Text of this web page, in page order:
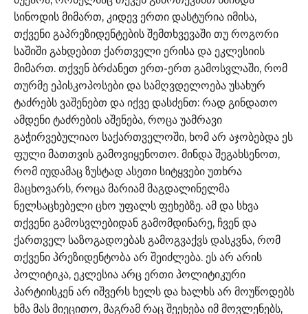
სინოდის მიმართ, კიდევ ერთი დასტურია იმისა,
თქვენი გაპრეზიდენტების შემთხვევაში თუ როგორი
საშიში გახდებით ქართველი ერისა და ეკლესიის
მიმართ. თქვენ ბრძანეთ ერთ-ერთ გამოსვლაში, რომ
თურმე ეპისკოპოსები და სამღვდელოება უსახურ
ტაძრებს ვაშენებთ და იქვე დასძენთ: რად გინდათო
ამდენი ტაძრების აშენება, როცა უამრავი
გაჭირვებულიაო საქართველოში, ხომ არ აჯობებდა ეს
ფული მათთვის გამოვიყენოთო. მინდა შეგახსენოთ,
რომ იუდამაც ზუსტად ასეთი სიტყვები უთხრა
მაცხოვარს, როცა მარიამ მაგდალინელმა
ნელსაცხებელი ცხო უფალს ფეხებზე. ამ და სხვა
თქვენი გამოსვლებიდან გამომდინარე, ჩვენ და
ქართველ საზოგადოებას გამოგვაქვს დასკვნა, რომ
თქვენი პრეზიდენტობა არ შეიძლება. ეს არ არის
პოლიტიკა, ეკლესია არც ერთი პოლიტიკური
პარტიისკენ არ იშვერს ხელს და ხალხს არ მოუწოდებს
ხმა მას მიეცითო, მაგრამ რაც შეეხება იმ მოვლენებს,